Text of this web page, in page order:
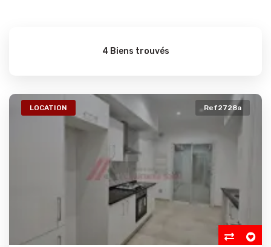
4 Biens trouvés
LOCATION Ref2728a